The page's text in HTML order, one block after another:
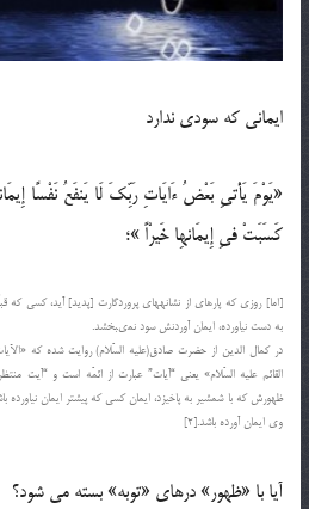
ایمانی که سودی ندارد
«یَوْمَ یَأْتىِ بَعْضُ ءَایَاتِ رَبِّكَ لَا یَنفَعُ نَفْسًا
كَسَبَتْ فىِ إِیمَانهِا خَیرْاً »؛‌
[اما] روزى كه پاره‏اى از نشانه‏هاى پروردگارت [پدید] آید، كسى كه
به دست نیاورده، ایمان آوردنش سود نمى‏بخشد.
در كمال الدین از حضرت صادق(علیه السّلام) روایت شده كه‏
القائم علیه السّلام» یعنی “آیات” عبارت از ائمّه است و “آیت
ظهورش كه با شمشیر به پاخیزد، ایمان كسى كه پیشتر ایمان نیاورده
وى ایمان آورده باشد.[2]
آیا با «ظهور» درهای «توبه» بسته می شود؟